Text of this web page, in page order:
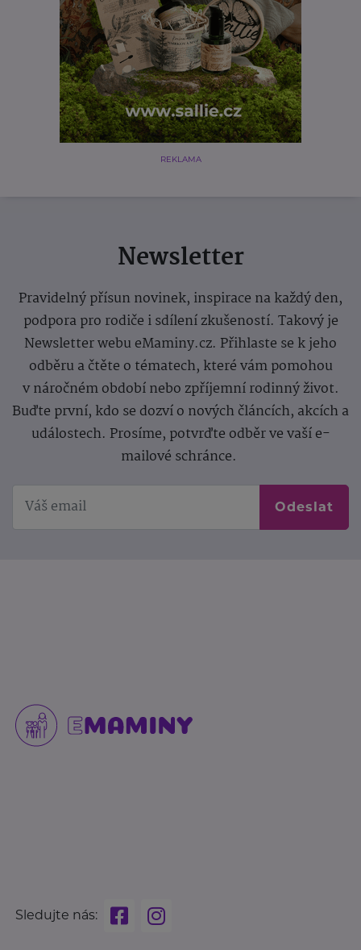
REKLAMA
Newsletter
Pravidelný přísun novinek, inspirace na každý den,
podpora pro rodiče i sdílení zkušeností. Takový je
Newsletter webu eMaminy.cz. Přihlaste se k jeho
odběru a čtěte o tématech, které vám pomohou
v náročném období nebo zpříjemní rodinný život.
Buďte první, kdo se dozví o nových článcích, akcích a
událostech. Prosíme, potvrďte odběr ve vaší e-
mailové schránce.
Odeslat
Sledujte nás: